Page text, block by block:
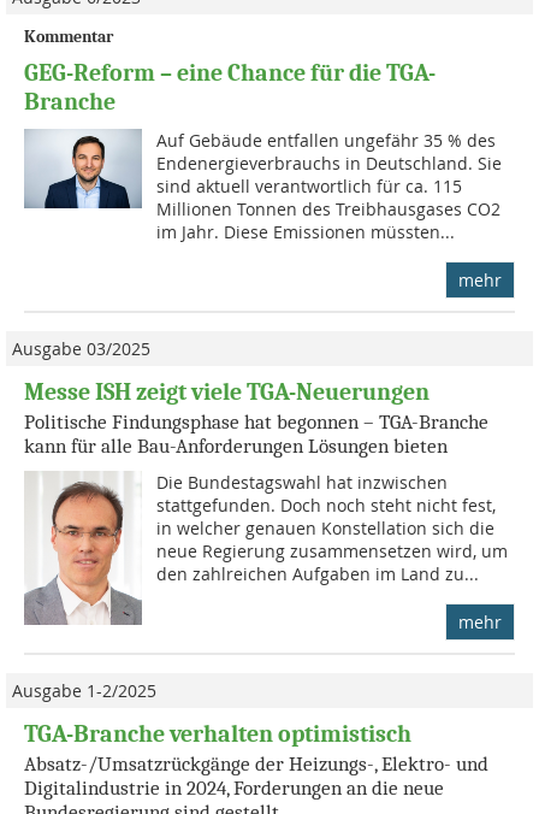
Kommentar
GEG-Reform – eine Chance für die TGA-
Branche
Auf Gebäude entfallen ungefähr 35 % des
Endenergieverbrauchs in Deutschland. Sie
sind aktuell verantwortlich für ca. 115
Millionen Tonnen des Treibhausgases CO2
im Jahr. Diese Emissionen müssten...
mehr
Ausgabe 03/2025
Messe ISH zeigt viele TGA-Neuerungen
Politische Findungsphase hat begonnen – TGA-Branche
kann für alle Bau-Anforderungen Lösungen bieten
Die Bundestagswahl hat inzwischen
stattgefunden. Doch noch steht nicht fest,
in welcher genauen Konstellation sich die
neue Regierung zusammensetzen wird, um
den zahlreichen Aufgaben im Land zu...
mehr
Ausgabe 1-2/2025
TGA-Branche verhalten optimistisch
Absatz-/Umsatzrückgänge der Heizungs-, Elektro- und
Digitalindustrie in 2024, Forderungen an die neue